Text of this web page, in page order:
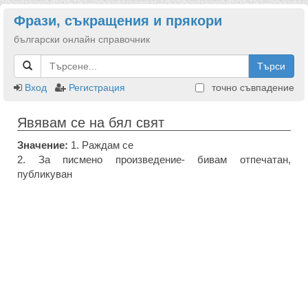
Фрази, съкращения и прякори
български онлайн справочник
Търси
Вход
Регистрация точно съвпадение
Явявам се на бял свят
Значение: 1. Раждам се
2. За писмено произведение- бивам отпечатан,
публикуван